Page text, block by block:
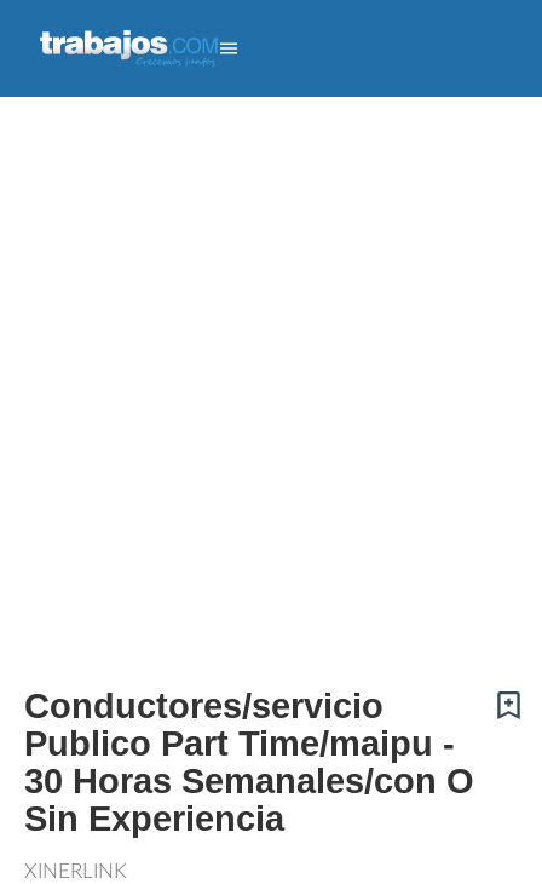
Conductores/servicio
Publico Part Time/maipu -
30 Horas Semanales/con O
Sin Experiencia
XINERLINK